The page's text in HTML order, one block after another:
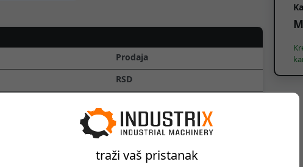
traži vaš pristanak
Prodaja
RSD
sa PDV-om